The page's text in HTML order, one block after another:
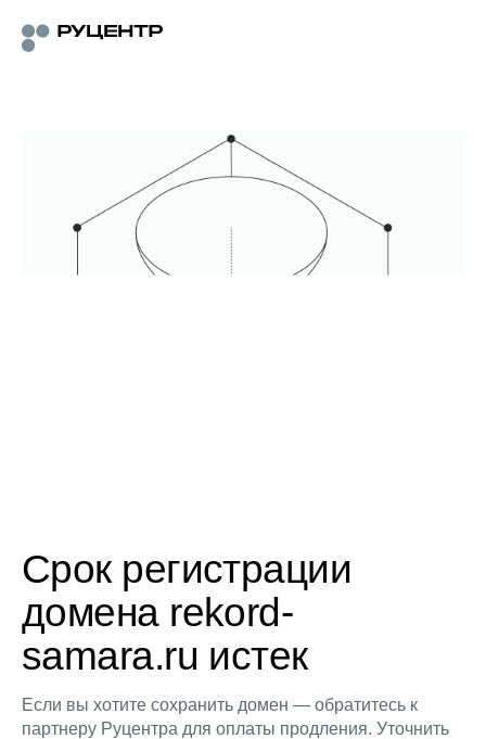
Срок регистрации
домена rekord-
samara.ru истек
Если вы хотите сохранить домен — обратитесь к
партнеру Руцентра для оплаты продления. Уточнить